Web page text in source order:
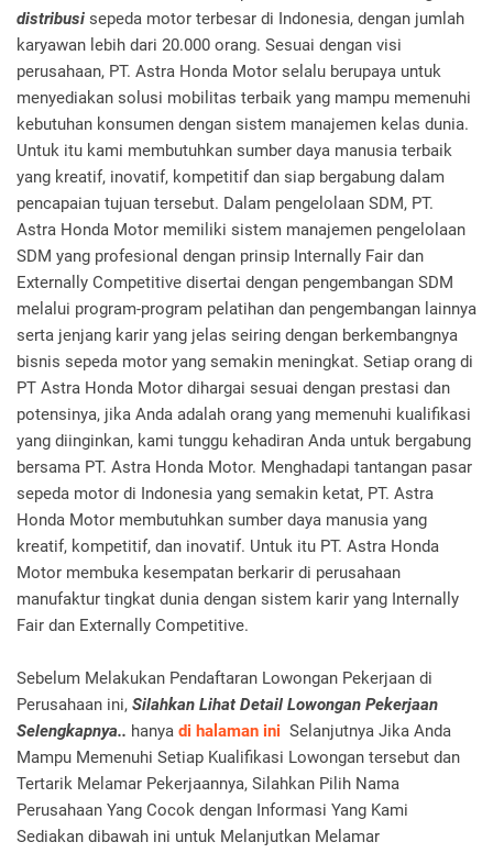
distribusi sepeda motor terbesar di Indonesia, dengan jumlah
karyawan lebih dari 20.000 orang. Sesuai dengan visi
perusahaan, PT. Astra Honda Motor selalu berupaya untuk
menyediakan solusi mobilitas terbaik yang mampu memenuhi
kebutuhan konsumen dengan sistem manajemen kelas dunia.
Untuk itu kami membutuhkan sumber daya manusia terbaik
yang kreatif, inovatif, kompetitif dan siap bergabung dalam
pencapaian tujuan tersebut. Dalam pengelolaan SDM, PT.
Astra Honda Motor memiliki sistem manajemen pengelolaan
SDM yang profesional dengan prinsip Internally Fair dan
Externally Competitive disertai dengan pengembangan SDM
melalui program-program pelatihan dan pengembangan lainnya
serta jenjang karir yang jelas seiring dengan berkembangnya
bisnis sepeda motor yang semakin meningkat. Setiap orang di
PT Astra Honda Motor dihargai sesuai dengan prestasi dan
potensinya, jika Anda adalah orang yang memenuhi kualifikasi
yang diinginkan, kami tunggu kehadiran Anda untuk bergabung
bersama PT. Astra Honda Motor. Menghadapi tantangan pasar
sepeda motor di Indonesia yang semakin ketat, PT. Astra
Honda Motor membutuhkan sumber daya manusia yang
kreatif, kompetitif, dan inovatif. Untuk itu PT. Astra Honda
Motor membuka kesempatan berkarir di perusahaan
manufaktur tingkat dunia dengan sistem karir yang Internally
Fair dan Externally Competitive.
Sebelum Melakukan Pendaftaran Lowongan Pekerjaan di
Perusahaan ini, Silahkan Lihat Detail Lowongan Pekerjaan
Selengkapnya.. hanya di halaman ini Selanjutnya Jika Anda
Mampu Memenuhi Setiap Kualifikasi Lowongan tersebut dan
Tertarik Melamar Pekerjaannya, Silahkan Pilih Nama
Perusahaan Yang Cocok dengan Informasi Yang Kami
Sediakan dibawah ini untuk Melanjutkan Melamar